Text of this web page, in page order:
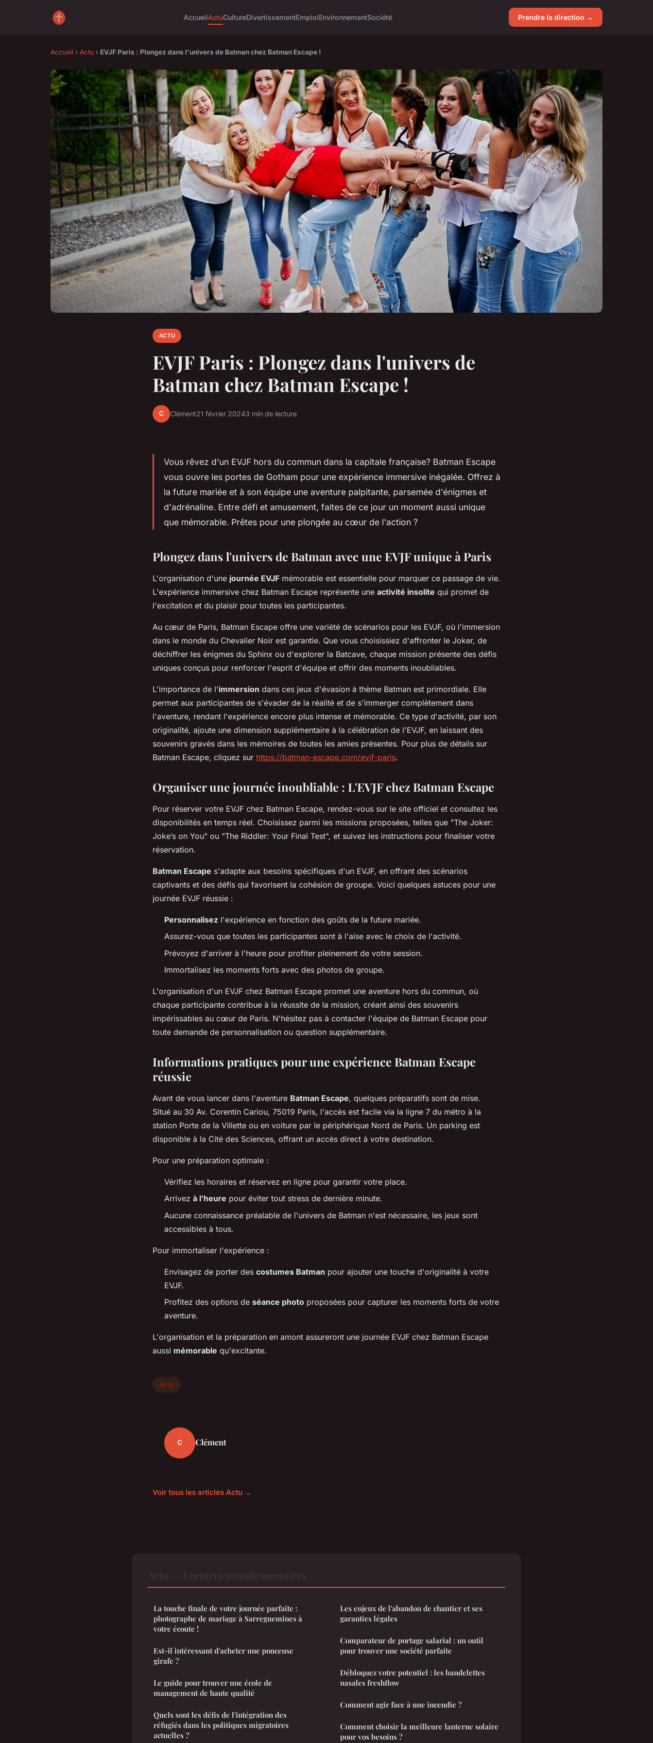
AccueilActuCultureDivertissementEmploiEnvironnementSociété Prendre la direction →
Accueil › Actu › EVJF Paris : Plongez dans l'univers de Batman chez Batman Escape !
ACTU
EVJF Paris : Plongez dans l'univers de
Batman chez Batman Escape !
C Clément21 février 20243 min de lecture
Vous rêvez d'un EVJF hors du commun dans la capitale française? Batman Escape
vous ouvre les portes de Gotham pour une expérience immersive inégalée. Offrez à
la future mariée et à son équipe une aventure palpitante, parsemée d'énigmes et
d'adrénaline. Entre défi et amusement, faites de ce jour un moment aussi unique
que mémorable. Prêtes pour une plongée au cœur de l'action ?
Plongez dans l'univers de Batman avec une EVJF unique à Paris
L'organisation d'une journée EVJF mémorable est essentielle pour marquer ce passage de vie.
L'expérience immersive chez Batman Escape représente une activité insolite qui promet de
l'excitation et du plaisir pour toutes les participantes.
Au cœur de Paris, Batman Escape offre une variété de scénarios pour les EVJF, où l'immersion
dans le monde du Chevalier Noir est garantie. Que vous choisissiez d'affronter le Joker, de
déchiffrer les énigmes du Sphinx ou d'explorer la Batcave, chaque mission présente des défis
uniques conçus pour renforcer l'esprit d'équipe et offrir des moments inoubliables.
L'importance de l'immersion dans ces jeux d'évasion à thème Batman est primordiale. Elle
permet aux participantes de s'évader de la réalité et de s'immerger complètement dans
l'aventure, rendant l'expérience encore plus intense et mémorable. Ce type d'activité, par son
originalité, ajoute une dimension supplémentaire à la célébration de l'EVJF, en laissant des
souvenirs gravés dans les mémoires de toutes les amies présentes. Pour plus de détails sur
Batman Escape, cliquez sur https://batman-escape.com/evjf-paris.
Organiser une journée inoubliable : L'EVJF chez Batman Escape
Pour réserver votre EVJF chez Batman Escape, rendez-vous sur le site officiel et consultez les
disponibilités en temps réel. Choisissez parmi les missions proposées, telles que "The Joker:
Joke’s on You" ou "The Riddler: Your Final Test", et suivez les instructions pour finaliser votre
réservation.
Batman Escape s'adapte aux besoins spécifiques d'un EVJF, en offrant des scénarios
captivants et des défis qui favorisent la cohésion de groupe. Voici quelques astuces pour une
journée EVJF réussie :
Personnalisez l'expérience en fonction des goûts de la future mariée.
Assurez-vous que toutes les participantes sont à l'aise avec le choix de l'activité.
Prévoyez d'arriver à l'heure pour profiter pleinement de votre session.
Immortalisez les moments forts avec des photos de groupe.
L'organisation d'un EVJF chez Batman Escape promet une aventure hors du commun, où
chaque participante contribue à la réussite de la mission, créant ainsi des souvenirs
impérissables au cœur de Paris. N'hésitez pas à contacter l'équipe de Batman Escape pour
toute demande de personnalisation ou question supplémentaire.
Informations pratiques pour une expérience Batman Escape
réussie
Avant de vous lancer dans l'aventure Batman Escape, quelques préparatifs sont de mise.
Situé au 30 Av. Corentin Cariou, 75019 Paris, l'accès est facile via la ligne 7 du métro à la
station Porte de la Villette ou en voiture par le périphérique Nord de Paris. Un parking est
disponible à la Cité des Sciences, offrant un accès direct à votre destination.
Pour une préparation optimale :
Vérifiez les horaires et réservez en ligne pour garantir votre place.
Arrivez à l'heure pour éviter tout stress de dernière minute.
Aucune connaissance préalable de l'univers de Batman n'est nécessaire, les jeux sont
accessibles à tous.
Pour immortaliser l'expérience :
Envisagez de porter des costumes Batman pour ajouter une touche d'originalité à votre
EVJF.
Profitez des options de séance photo proposées pour capturer les moments forts de votre
aventure.
L'organisation et la préparation en amont assureront une journée EVJF chez Batman Escape
aussi mémorable qu'excitante.
Actu
C Clément
Voir tous les articles Actu →
La touche finale de votre journée parfaite :
photographe de mariage à Sarreguemines à
votre écoute !
Est-il intéressant d'acheter une ponceuse
girafe ?
Le guide pour trouver une école de
management de haute qualité
Quels sont les défis de l'intégration des
réfugiés dans les politiques migratoires
actuelles ?
Les enjeux de l'abandon de chantier et ses
garanties légales
Comparateur de portage salarial : un outil
pour trouver une société parfaite
Débloquez votre potentiel : les bandelettes
nasales freshflow
Comment agir face à une incendie ?
Comment choisir la meilleure lanterne solaire
pour vos besoins ?